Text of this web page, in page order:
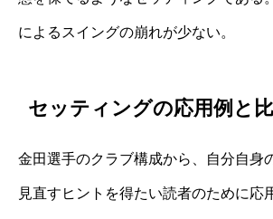
によるスイングの崩れが少ない。
セッティングの応用例と
金田選手のクラブ構成から、自分自身
見直すヒントを得たい読者のために応